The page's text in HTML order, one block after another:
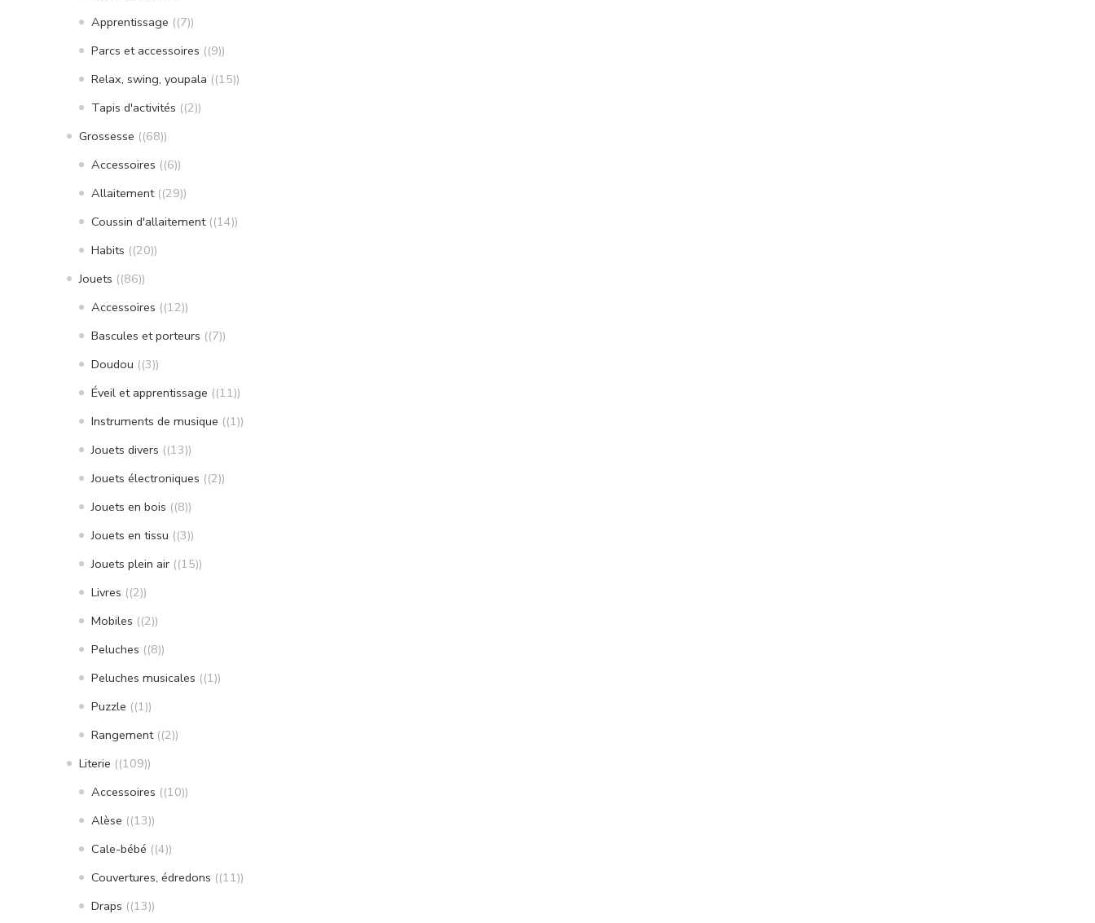
Apprentissage (7)
Parcs et accessoires (9)
Relax, swing, youpala (15)
Tapis d'activités (2)
Grossesse (68)
Accessoires (6)
Allaitement (29)
Coussin d'allaitement (14)
Habits (20)
Jouets (86)
Accessoires (12)
Bascules et porteurs (7)
Doudou (3)
Éveil et apprentissage (11)
Instruments de musique (1)
Jouets divers (13)
Jouets électroniques (2)
Jouets en bois (8)
Jouets en tissu (3)
Jouets plein air (15)
Livres (2)
Mobiles (2)
Peluches (8)
Peluches musicales (1)
Puzzle (1)
Rangement (2)
Literie (109)
Accessoires (10)
Alèse (13)
Cale-bébé (4)
Couvertures, édredons (11)
Draps (13)